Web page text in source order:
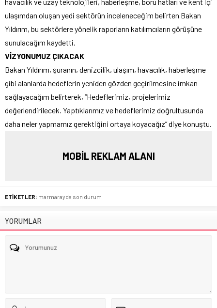
ulaşımdan oluşan yedi sektörün inceleneceğim belirten Bakan
Yıldırım, bu sektörlere yönelik raporların katılımcıların görüşüne
sunulacağım kaydetti.
VİZYONUMUZ ÇIKACAK
Bakan Yıldırım, şuranın, denizcilik, ulaşım, havacılık, haberleşme
gibi alanlarda hedeflerin yeniden gözden geçirilmesine imkan
sağlayacağım belirterek, “Hedeflerimiz, projelerimiz
değerlendirilecek. Yaptıklarımız ve hedeflerimiz doğrultusunda
daha neler yapmamız gerektiğini ortaya koyacağız” diye konuştu.
MOBİL REKLAM ALANI
ETİKETLER: marmarayda son durum
YORUMLAR